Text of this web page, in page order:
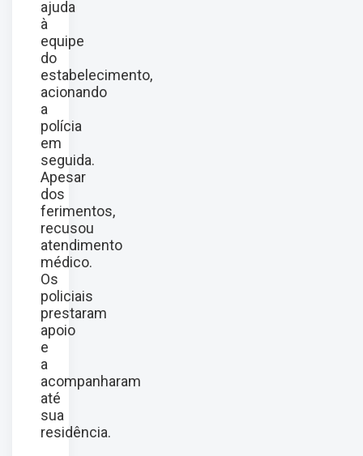
ajuda
à
equipe
do
estabelecimento,
acionando
a
polícia
em
seguida.
Apesar
dos
ferimentos,
recusou
atendimento
médico.
Os
policiais
prestaram
apoio
e
a
acompanharam
até
sua
residência.